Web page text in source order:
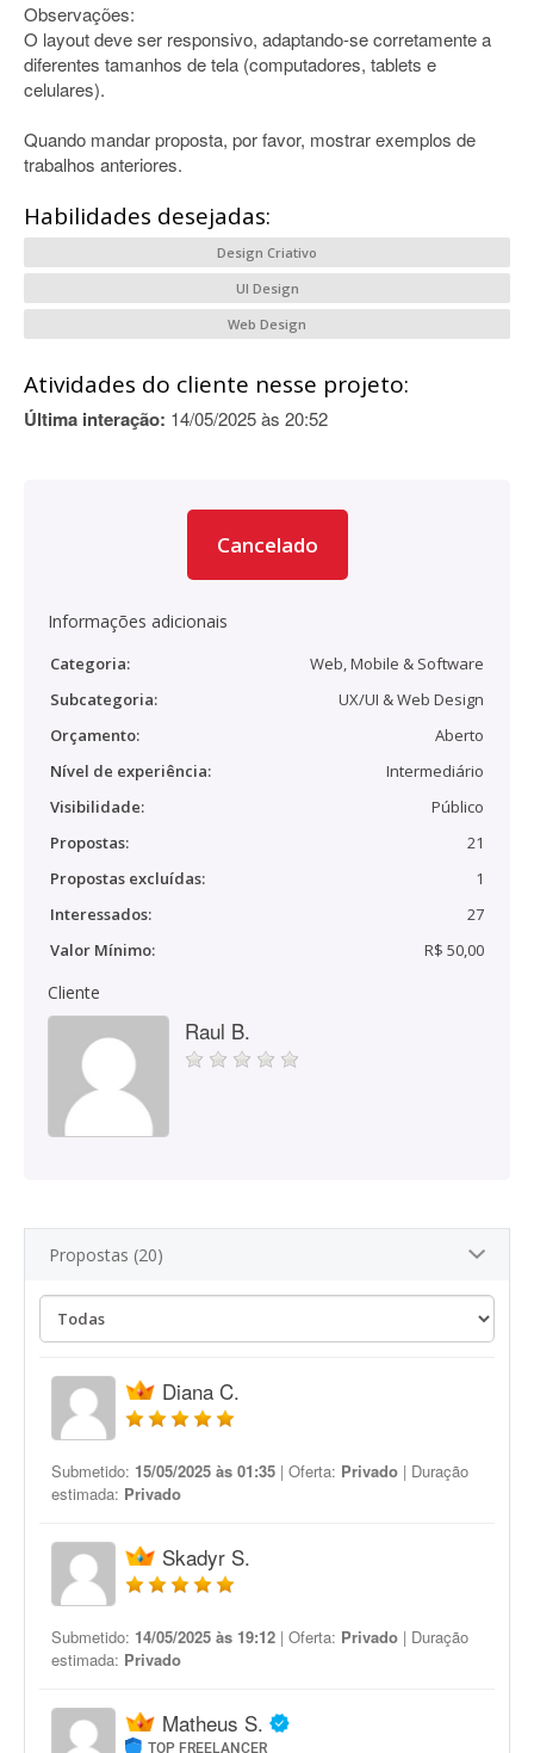
Observações:
O layout deve ser responsivo, adaptando-se corretamente a
diferentes tamanhos de tela (computadores, tablets e
celulares).
Quando mandar proposta, por favor, mostrar exemplos de
trabalhos anteriores.
Habilidades desejadas:
Design Criativo
UI Design
Web Design
Atividades do cliente nesse projeto:
Última interação: 14/05/2025 às 20:52
Cancelado
Informações adicionais
Categoria:
Web, Mobile & Software
Subcategoria:
UX/UI & Web Design
Orçamento:
Aberto
Nível de experiência:
Intermediário
Visibilidade:
Público
Propostas:
21
Propostas excluídas:
1
Interessados:
27
Valor Mínimo:
R$ 50,00
Cliente
Raul B.
Propostas (20)
Diana C.
Submetido: 15/05/2025 às 01:35 | Oferta: Privado | Duração
estimada: Privado
Skadyr S.
Submetido: 14/05/2025 às 19:12 | Oferta: Privado | Duração
estimada: Privado
Matheus S.
TOP FREELANCER